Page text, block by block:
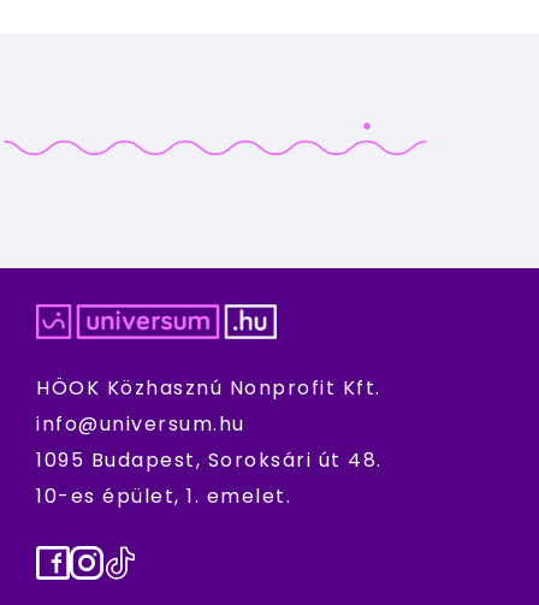
HÖOK Közhasznú Nonprofit Kft.
info@universum.hu
1095 Budapest, Soroksári út 48.
10-es épület, 1. emelet.
Facebook
Instagram
TikTok